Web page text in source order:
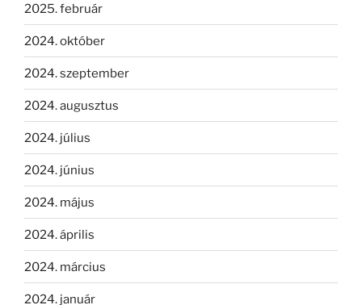
2025. február
2024. október
2024. szeptember
2024. augusztus
2024. július
2024. június
2024. május
2024. április
2024. március
2024. január